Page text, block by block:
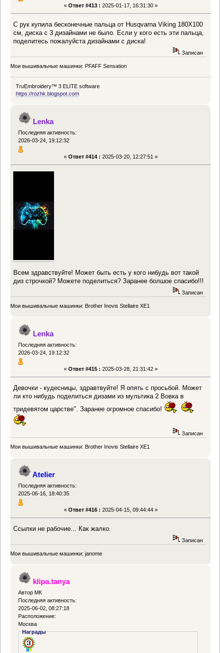
« Ответ #413 : 2025-01-17, 16:31:30 »
С рук купила бесконечные пальца от Husqvarna Viking 180Х100
см, диска с 3 дизайнами не было. Если у кого есть эти пальца,
поделитесь пожалуйста дизайнами с диска!
Записан
Мои вышивальные машинки: PFAFF Sensation
TruEmbroidery™ 3 ELITE software
https://rozhk.blogspot.com
Lenka
Последняя активность:
2026-03-24, 19:12:32
« Ответ #414 : 2025-03-20, 12:27:51 »
Всем здравствуйте! Может быть есть у кого нибудь вот такой
диз строчкой? Можете поделиться? Заранее болшое спасибо!!!
Записан
Мои вышивальные машинки: Brother Inovis Stellaire XE1
Lenka
Последняя активность:
2026-03-24, 19:12:32
« Ответ #415 : 2025-03-28, 21:31:42 »
Девочки - кудесницы, здравтвуйте! Я опять с просьбой. Может
ли кто нибудь поделиться дизами из мультика 2 Вовка в
тридевятом царстве". Заранее огромное спасибо!
Записан
Мои вышивальные машинки: Brother Inovis Stellaire XE1
Atelier
Последняя активность:
2025-06-16, 18:40:35
« Ответ #416 : 2025-04-15, 09:44:44 »
Ссылки не рабочие... Как жалко.
Записан
Мои вышивальные машинки: janome
klipa.tanya
Автор МК
Последняя активность:
2025-06-02, 08:27:18
Расположение:
Москва
Награды